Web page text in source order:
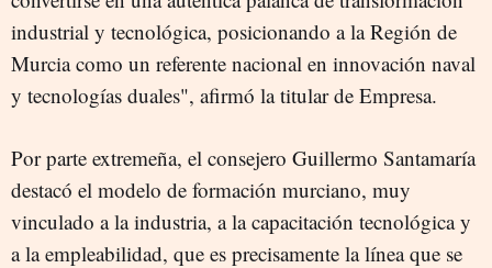
industrial y tecnológica, posicionando a la Región de
Murcia como un referente nacional en innovación naval
y tecnologías duales", afirmó la titular de Empresa.
Por parte extremeña, el consejero Guillermo Santamaría
destacó el modelo de formación murciano, muy
vinculado a la industria, a la capacitación tecnológica y
a la empleabilidad, que es precisamente la línea que se